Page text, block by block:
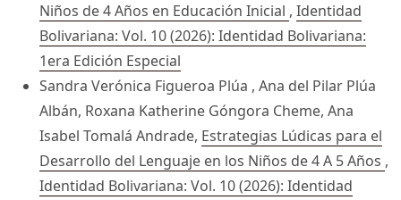
Niños de 4 Años en Educación Inicial , Identidad
Bolivariana: Vol. 10 (2026): Identidad Bolivariana:
1era Edición Especial
Sandra Verónica Figueroa Plúa , Ana del Pilar Plúa
Albán, Roxana Katherine Góngora Cheme, Ana
Isabel Tomalá Andrade, Estrategias Lúdicas para el
Desarrollo del Lenguaje en los Niños de 4 A 5 Años ,
Identidad Bolivariana: Vol. 10 (2026): Identidad